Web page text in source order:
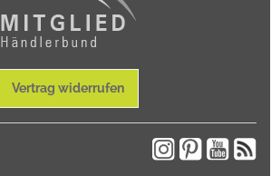
Vertrag widerrufen